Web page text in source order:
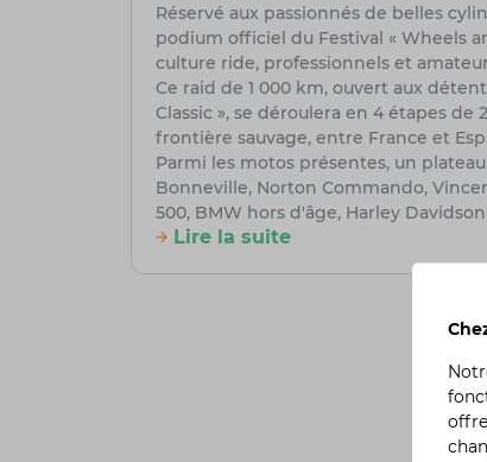
Réservé aux passionnés de belles
podium officiel du Festival « Wheels
culture ride, professionnels et
Ce raid de 1 000 km, ouvert aux
Classic », se déroulera en 4 étapes
frontière sauvage, entre France et
Parmi les motos présentes, un
Bonneville, Norton Commando,
500, BMW hors d'âge, Harley
Lire la suite